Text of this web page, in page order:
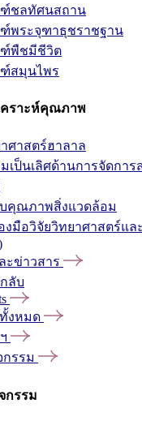
ชลทัศนสถาน
พระจุฑาธุชราชฐาน
พืชมีชีวิต
สมุนไพร
คราะห์คุณภาพ
ศาสตร์ฮาลาล
เป็นเลิศด้านการจัดการ
คุณภาพสิ่งแวดล้อม
งมือวิจัยวิทยาศาสตร์แล
ะข่าวสาร
ลับ
งหมด
รรม
กรรม